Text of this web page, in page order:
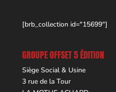
[brb_collection id="15699"]
GROUPE OFFSET 5 ÉDITION
Siège Social & Usine
3 rue de la Tour